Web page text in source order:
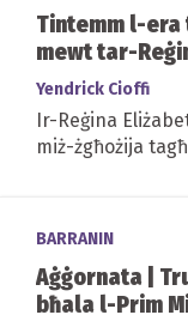
Tintemm l-era
mewt tar-
Yendrick Cioffi
Ir-Reġina
miż-żgħożija
BARRANIN
Aġġornata |
bħala l-Prim